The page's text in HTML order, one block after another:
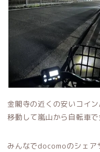
金閣寺の近くの安いコイ
移動して嵐山から自転車
みんなでdocomoのシェア